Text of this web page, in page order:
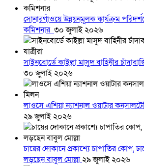
সোনারগাঁওয়ে উন্নয়নমূলক কার্যক্রম
কমিশনার ৩০ জুলাই ২০২৬
সাইনবোর্ডে কাইল্লা মাসুদ বাহিনীর
৩০ জুলাই ২০২৬
লাওসে এশিয়া ন্যাশনাল ওয়াটার
২৯ জুলাই ২০২৬
চায়ের দোকানে প্রকাশ্যে চাপাতির কোপ,
লড়ছেন বাবুল মোল্লা২৯ জুলাই ২০২৬